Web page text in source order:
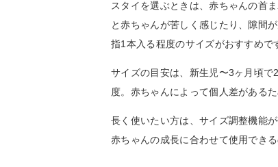
スタイを選ぶときは、赤ちゃんの首
と赤ちゃんが苦しく感じたり、隙間
指1本入る程度のサイズがおすすめで
サイズの目安は、新生児〜3ヶ月頃
度。赤ちゃんによって個人差がある
長く使いたい方は、サイズ調整機能
赤ちゃんの成長に合わせて使用できる